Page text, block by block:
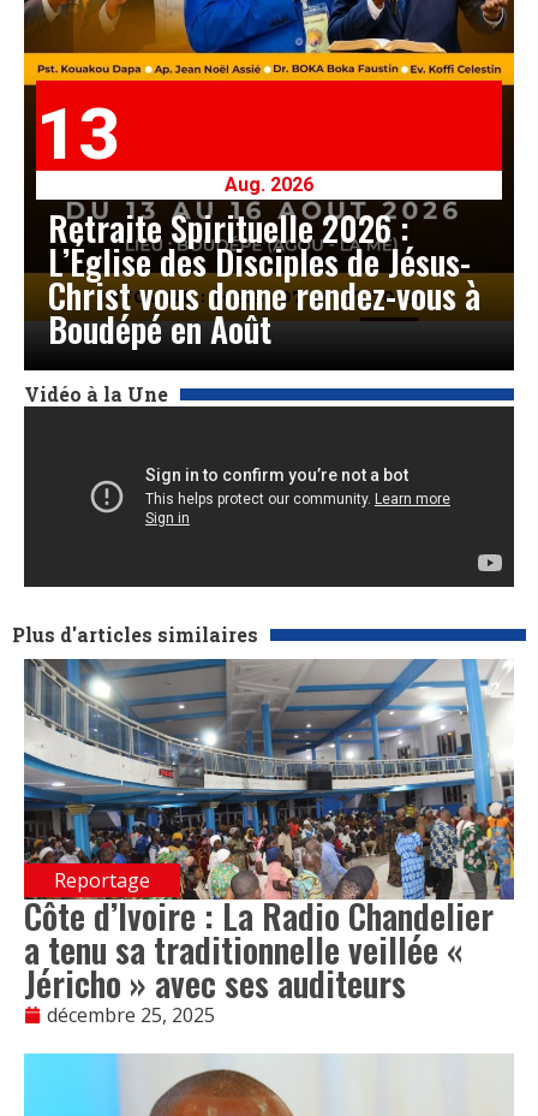
13
Aug. 2026
Retraite Spirituelle 2026 :
L’Église des Disciples de Jésus-
Christ vous donne rendez-vous à
Boudépé en Août
Vidéo à la Une
Plus d'articles similaires
Reportage
Côte d’Ivoire : La Radio Chandelier
a tenu sa traditionnelle veillée «
Jéricho » avec ses auditeurs
décembre 25, 2025